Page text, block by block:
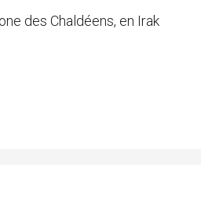
des Chaldéens, en Irak